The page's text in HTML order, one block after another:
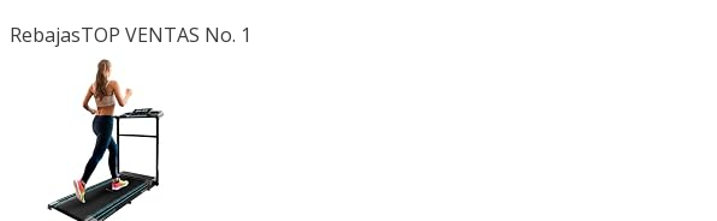
RebajasTOP VENTAS No. 1